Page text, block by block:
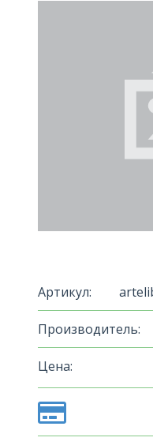
Артикул:
Производитель:
Цена: